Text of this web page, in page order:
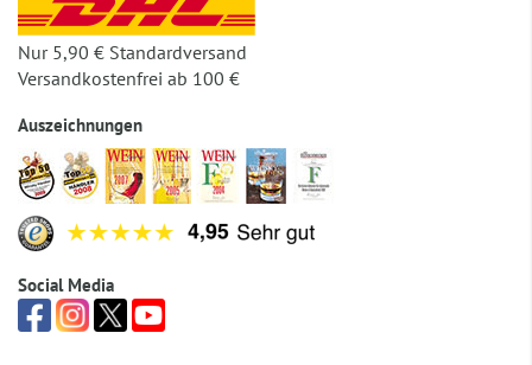
Nur 5,90 € Standardversand
Versandkostenfrei ab 100 €
Auszeichnungen
Social Media